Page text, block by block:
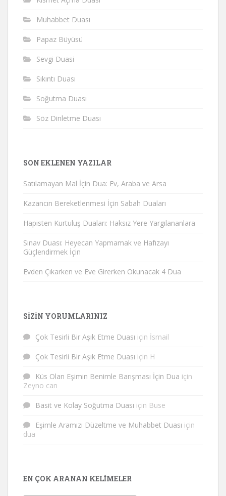
Muhabbet Duası
Papaz Büyüsü
Sevgi Duasi
Sıkıntı Duası
Soğutma Duası
Söz Dinletme Duası
SON EKLENEN YAZILAR
Satılamayan Mal İçin Dua: Ev, Araba ve Arsa
Kazancın Bereketlenmesi İçin Sabah Duaları
Hapisten Kurtuluş Duaları: Haksız Yere Yargılananlara
Sınav Duası: Heyecan Yapmamak ve Hafızayı
Güçlendirmek İçin
Evden Çıkarken ve Eve Girerken Okunacak 4 Dua
SIZIN YORUMLARINIZ
Çok Tesirli Bir Aşık Etme Duası için İsmail
Çok Tesirli Bir Aşık Etme Duası için H
Küs Olan Eşimin Benimle Barışması İçin Dua için
Zeyno can
Basit ve Kolay Soğutma Duası için Buse
Eşimle Aramızı Düzeltme ve Muhabbet Duası için
dua
EN ÇOK ARANAN KELIMELER